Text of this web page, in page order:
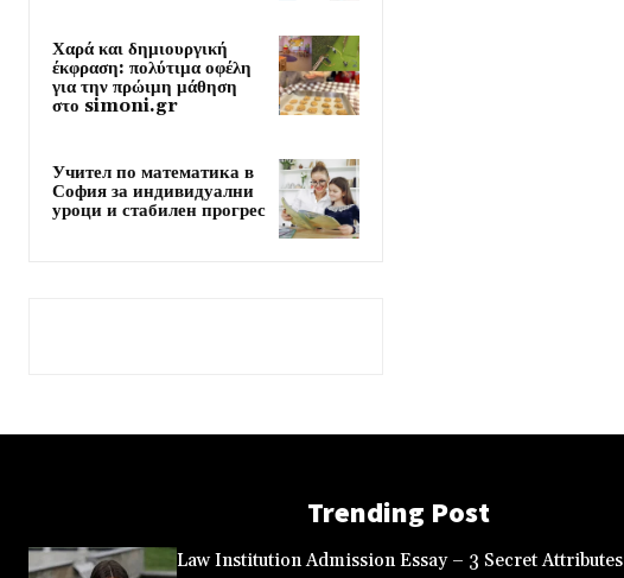
Χαρά και δημιουργική
έκφραση: πολύτιμα οφέλη
για την πρώιμη μάθηση
στο simoni.gr
Учител по математика в
София за индивидуални
уроци и стабилен прогрес
Trending Post
Law Institution Admission Essay – 3 Secret Attributes